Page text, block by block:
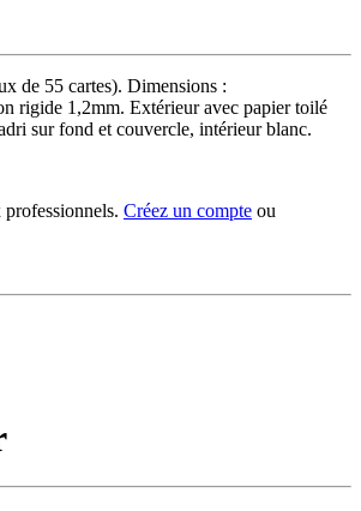
de 55 cartes). Dimensions :
rigide 1,2mm. Extérieur avec papier toilé
sur fond et couvercle, intérieur blanc.
professionnels. Créez un compte ou